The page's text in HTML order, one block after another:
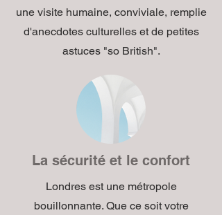
une visite humaine, conviviale, remplie
d'anecdotes culturelles et de petites
astuces "so British".
La sécurité et le confort
Londres est une métropole
bouillonnante. Que ce soit votre